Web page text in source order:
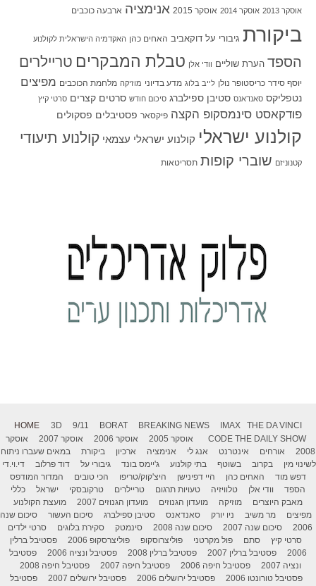
אוסקר 2013 אוסקר 2014 אוסקר 2015 אנימציה ארבעה כוכבים
ביקורת גיבורי על דוקאביב האחים כהן האקדמיה הישראלית לקולנוע
הספד הערת שוליים וודי אלן טבלת המבקרים טריילרים
יוסף סידר כריסטופר נולן לייב בלוג מדע בדיוני מוזיקה מלחמת הכוכבים מפיצים
נטפליקס סאנדאנס סטיבן ספילברג סיכום חודש סרטים קצרים סרטי קיץ
פודקאסט סינמסקופ הקצה פיקסאר פסטיבלים פסקולים
קולנוע ישראלי קולנוע ישראלי עצמאי קולנוע תיעודי
קטנוניזם שוברי קופות תסריטאות
HOME 3D 9/11 BORAT BREAKING NEWS IMAX
THE DA VINCI
CODE THE DAILY SHOW אוסקר 2005 אוסקר 2006 אוסקר 2007
אוסקר
2008
אורחים אינטרנט אנג לי אנימציה ארכיון ביקורת
במאים שעברו ניתוח
לשינוי מין
בקרוב בשוטף בתי קולנוע ג'יימס בונד גיבורי על דוד פרלוב
די.וי.די
דפש מוד
האחים כהן היי דפינישן היצ'קוק/טריפו הכי טובים
המדור המודפס
הספד
וודי אלן טלוויזיה טעויות תרגום טריילרים טרקובסקי ישראל
כללי
מאבק היוצרים
מוזיקה מועדון הגנוזים מועדון הגנוזים 2007
מועצת הקולנוע
מפיצים
מר משיב ניו יורק סאנדאנס סטיבן ספילברג סיכום העשור
סיכום שנה
2006
סיכום שנה 2007 סיכום שנה 2008 סינמטק סקירת בלוגים
סרטי ילדים
סרטי קיץ
סתם פול מקרטני פוליצרוסקופ פוליצרסקופ 2006
פסטיבל ברלין
2006
פסטיבל ברלין 2007 פסטיבל ברלין 2008 פסטיבל ונציה 2006
פסטיבל
ונציה 2007
פסטיבל חיפה 2006 פסטיבל חיפה 2007
פסטיבל חיפה 2008
פסטיבל טורונטו 2006
פסטיבל ירושלים 2006 פסטיבל ירושלים 2007 פסטיבל